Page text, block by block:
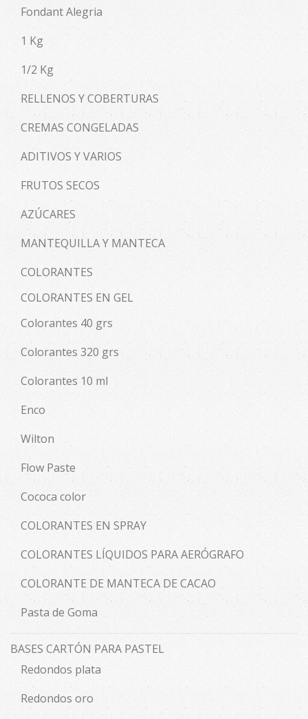
Fondant Alegria
1 Kg
1/2 Kg
RELLENOS Y COBERTURAS
CREMAS CONGELADAS
ADITIVOS Y VARIOS
FRUTOS SECOS
AZÚCARES
MANTEQUILLA Y MANTECA
COLORANTES
COLORANTES EN GEL
Colorantes 40 grs
Colorantes 320 grs
Colorantes 10 ml
Enco
Wilton
Flow Paste
Cococa color
COLORANTES EN SPRAY
COLORANTES LÍQUIDOS PARA AERÓGRAFO
COLORANTE DE MANTECA DE CACAO
Pasta de Goma
BASES CARTÓN PARA PASTEL
Redondos plata
Redondos oro